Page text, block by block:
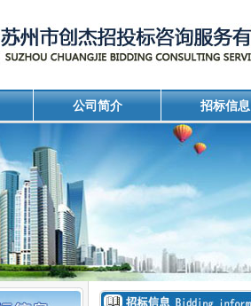
公司简介 招标信息